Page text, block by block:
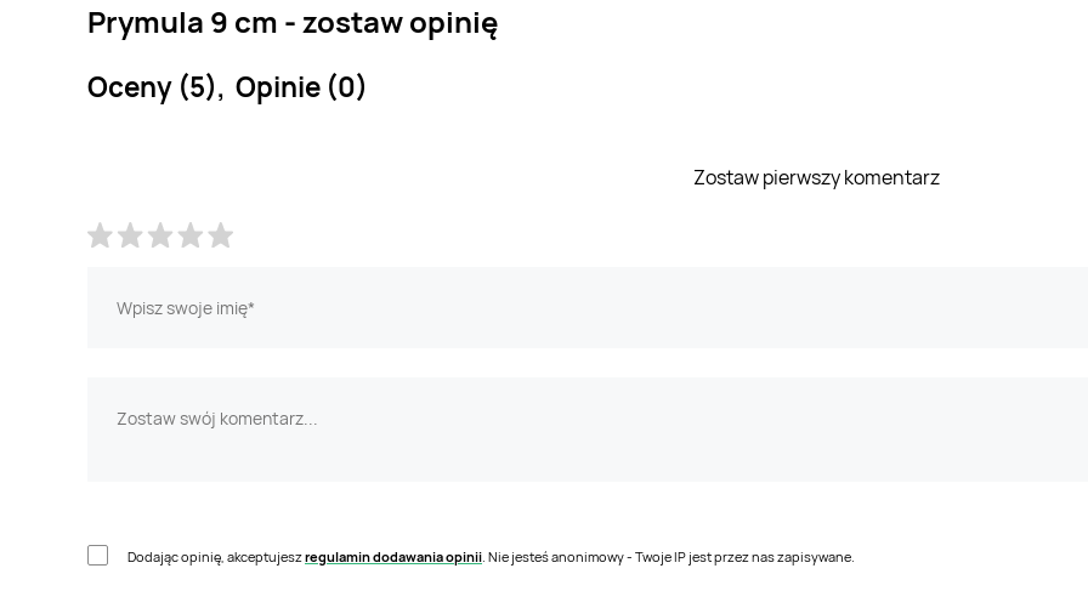
Prymula 9 cm - zostaw opinię
Oceny (5), Opinie (0)
Zostaw pierwszy komentarz
Dodając opinię, akceptujeszregulamin dodawania opinii . Nie jesteś anonimowy - Twoje IP jest przez nas zapisywane.